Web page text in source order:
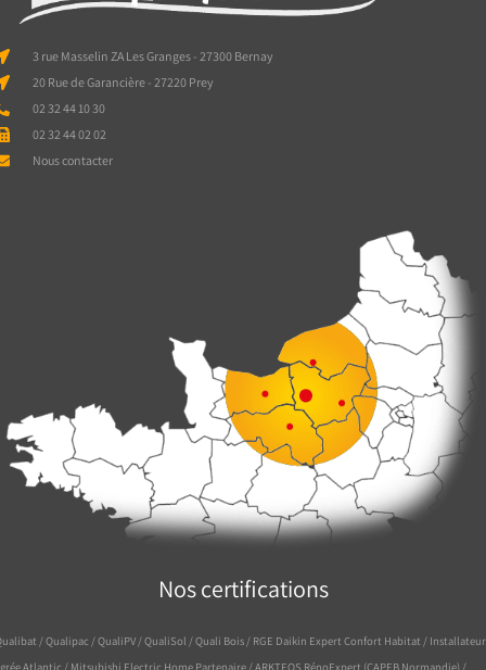
3 rue Masselin ZA Les Granges - 27300 Bernay
20 Rue de Garancière - 27220 Prey
02 32 44 10 30
02 32 44 02 02
Nous contacter
Nos certifications
/ Qualipac / QualiPV / QualiSol / Quali Bois / RGE Daikin Expert Confort Habitat / Installateur
Atlantic / Mitsubishi Electric Home Partenaire / ARKTEOS RénoExpert (CAPEB Normandie) /